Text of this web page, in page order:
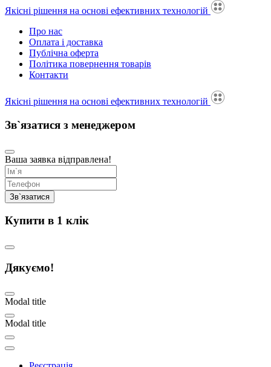
Якісні рішення на основі ефективних технологій
Про нас
Оплата і доставка
Публічна оферта
Політика повернення товарів
Контакти
Якісні рішення на основі ефективних технологій
Зв`язатися з менеджером
Ваша заявка відправлена!
Купити в 1 клік
Дякуємо!
Modal title
Modal title